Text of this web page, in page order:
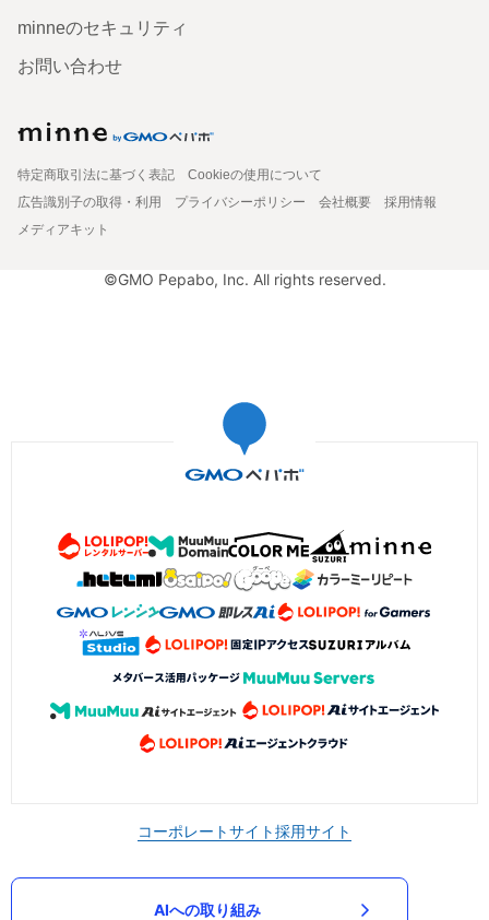
minneのセキュリティ
お問い合わせ
特定商取引法に基づく表記
Cookieの使用について
広告識別子の取得・利用
プライバシーポリシー 会社概要
採用情報
メディアキット
©GMO Pepabo, Inc. All rights reserved.
コーポレートサイト採用サイト
AIへの取り組み